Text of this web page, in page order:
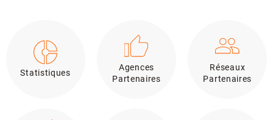
Statistiques
Agences
Partenaires
Réseaux
Partenaires